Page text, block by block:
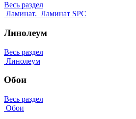
Весь раздел
Ламинат. Ламинат SPC
Линолеум
Весь раздел
Линолеум
Обои
Весь раздел
Обои